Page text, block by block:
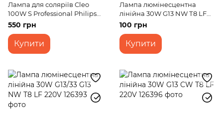
Лампа для соляріїв Cleo
100W S Professional Philips
220V
550 грн
Купити
Лампа люмінесцентна
лінійна 30W G13 NW Т8 LF
(Economy) 220V
100 грн
Купити